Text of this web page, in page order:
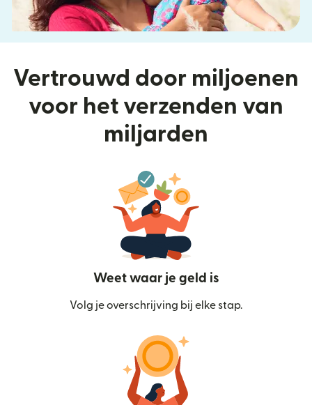
Vertrouwd door miljoenen
voor het verzenden van
miljarden
Weet waar je geld is
Volg je overschrijving bij elke stap.